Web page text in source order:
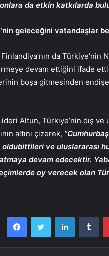
da etkin katkılarda
geleceğini vatandaşlar
da Türkiye’nin
devam ettiğini ifade
boşa gitmesinden
Altun, Türkiye’nin dış ve
altını çizerek,
oldubittileri ve uluslararası
devam edecektir.
oy verecek olan
FacebookTwitter LinkedIn